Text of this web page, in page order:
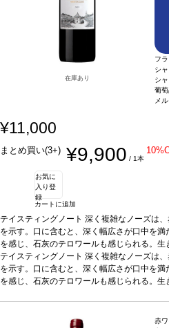
在庫あり
フ
シ
シ
葡
メ
¥11,000
まとめ買い(3+) ¥9,900 / 1本
お気に
入り登
録
カートに追加
テイスティングノート 深く複雑なノーズは
を示す。口に含むと、深く幅広さが口中を
を感じ、石灰のテロワールも感じられる。
メルロー90%、カベルネ・フラン 10%認証
テイスティングノート 深く複雑なノーズは
を示す。口に含むと、深く幅広さが口中を
を感じ、石灰のテロワールも感じられる。
赤